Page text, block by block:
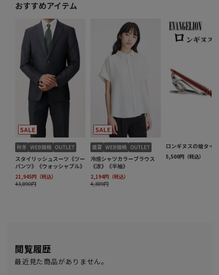
閲覧履歴
最近見た商品がありません。